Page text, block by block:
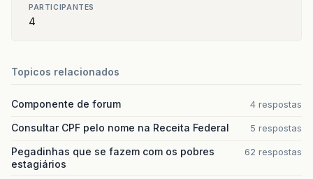
PARTICIPANTES
4
Topicos relacionados
Componente de forum 4 respostas
Consultar CPF pelo nome na Receita Federal 5 respostas
Pegadinhas que se fazem com os pobres
estagiários
62 respostas